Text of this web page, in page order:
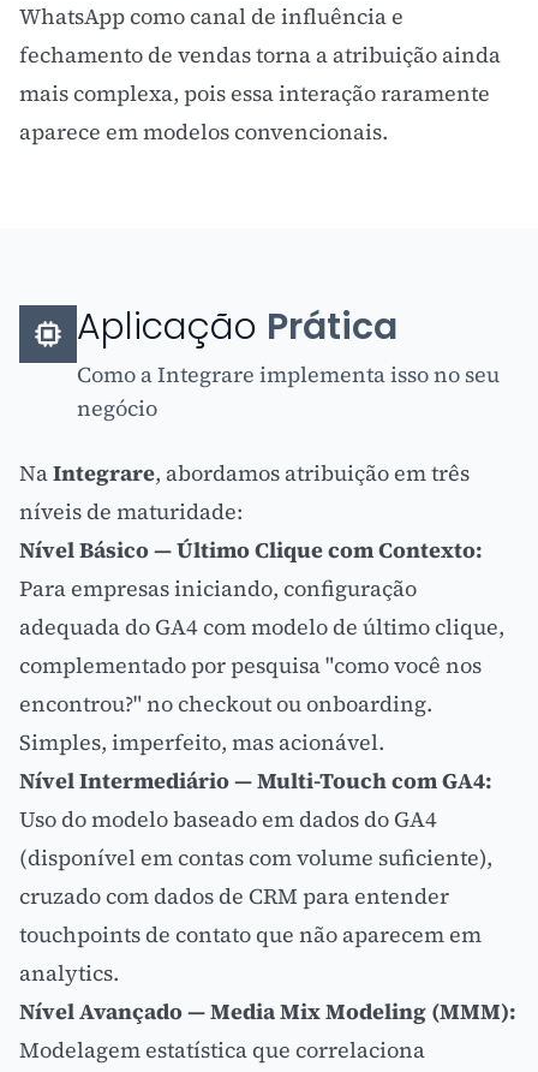
WhatsApp como canal de influência e
fechamento de vendas torna a atribuição ainda
mais complexa, pois essa interação raramente
aparece em modelos convencionais.
Aplicação Prática
Como a Integrare implementa isso no seu
negócio
NaIntegrare, abordamos atribuição em três
níveis de maturidade:
Nível Básico — Último Clique com Contexto:
Para empresas iniciando, configuração
adequada do GA4 com modelo de último clique,
complementado por pesquisa "como você nos
encontrou?" no checkout ou onboarding.
Simples, imperfeito, mas acionável.
Nível Intermediário — Multi-Touch com GA4:
Uso do modelo baseado em dados do GA4
(disponível em contas com volume suficiente),
cruzado com dados de CRM para entender
touchpoints de contato que não aparecem em
analytics.
Nível Avançado — Media Mix Modeling (MMM):
Modelagem estatística que correlaciona